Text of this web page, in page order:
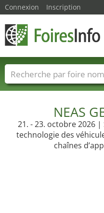
NEAS
21. - 23. octobre 2026
technologie des
chaînes
Connexion Inscription
Foire noms Pays